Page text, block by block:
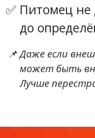
Питомец не
до
Даже если
может быть
Лучше